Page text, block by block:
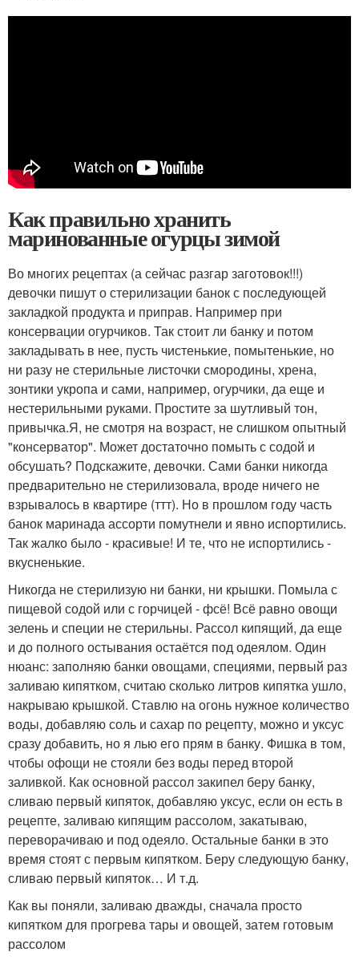
Как правильно хранить
маринованные огурцы зимой
Во многих рецептах (а сейчас разгар заготовок!!!)
девочки пишут о стерилизации банок с последующей
закладкой продукта и приправ. Например при
консервации огурчиков. Так стоит ли банку и потом
закладывать в нее, пусть чистенькие, помытенькие, но
ни разу не стерильные листочки смородины, хрена,
зонтики укропа и сами, например, огурчики, да еще и
нестерильными руками. Простите за шутливый тон,
привычка.Я, не смотря на возраст, не слишком опытный
"консерватор". Может достаточно помыть с содой и
обсушать? Подскажите, девочки. Сами банки никогда
предварительно не стерилизовала, вроде ничего не
взрывалось в квартире (ттт). Но в прошлом году часть
банок маринада ассорти помутнели и явно испортились.
Так жалко было - красивые! И те, что не испортились -
вкусненькие.
Никогда не стерилизую ни банки, ни крышки. Помыла с
пищевой содой или с горчицей - фсё! Всё равно овощи
зелень и специи не стерильны. Рассол кипящий, да еще
и до полного остывания остаётся под одеялом. Один
нюанс: заполняю банки овощами, специями, первый раз
заливаю кипятком, считаю сколько литров кипятка ушло,
накрываю крышкой. Ставлю на огонь нужное количество
воды, добавляю соль и сахар по рецепту, можно и уксус
сразу добавить, но я лью его прям в банку. Фишка в том,
чтобы офощи не стояли без воды перед второй
заливкой. Как основной рассол закипел беру банку,
сливаю первый кипяток, добавляю уксус, если он есть в
рецепте, заливаю кипящим рассолом, закатываю,
переворачиваю и под одеяло. Остальные банки в это
время стоят с первым кипятком. Беру следующую банку,
сливаю первый кипяток… И т.д.
Как вы поняли, заливаю дважды, сначала просто
кипятком для прогрева тары и овощей, затем готовым
рассолом